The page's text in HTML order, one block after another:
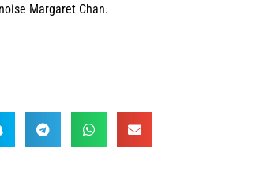
Margaret Chan.